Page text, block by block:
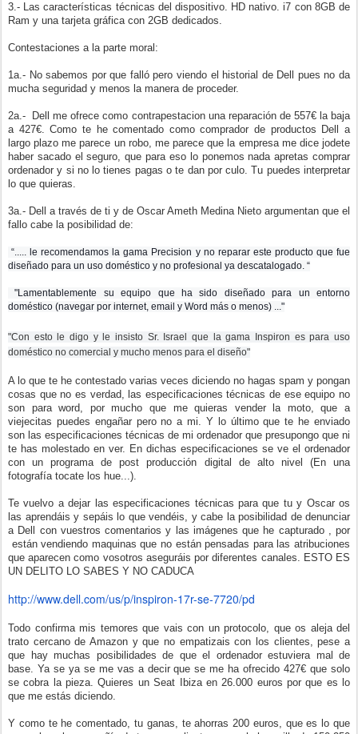
3.- Las características técnicas del dispositivo. HD nativo. i7 con 8GB de
Ram y una tarjeta gráfica con 2GB dedicados.
Contestaciones a la parte moral:
1a.- No sabemos por que falló pero viendo el historial de Dell pues no da
mucha seguridad y menos la manera de proceder.
2a.- Dell me ofrece como contrapestacion una reparación de 557€ la baja
a 427€. Como te he comentado como comprador de productos Dell a
largo plazo me parece un robo, me parece que la empresa me dice jodete
haber sacado el seguro, que para eso lo ponemos nada apretas comprar
ordenador y si no lo tienes pagas o te dan por culo. Tu puedes interpretar
lo que quieras.
3a.- Dell a través de ti y de Oscar Ameth Medina Nieto argumentan que el
fallo cabe la posibilidad de:
“..... le recomendamos la gama Precision y no reparar este producto que fue
diseñado para un uso doméstico y no profesional ya descatalogado. “
"Lamentablemente su equipo que ha sido diseñado para un entorno
doméstico (navegar por internet, email y Word más o menos) ..."
"Con esto le digo y le insisto Sr. Israel que la gama Inspiron es para uso
doméstico no comercial y mucho menos para el diseño"
A lo que te he contestado varias veces diciendo no hagas spam y pongan
cosas que no es verdad, las especificaciones técnicas de ese equipo no
son para word, por mucho que me quieras vender la moto, que a
viejecitas puedes engañar pero no a mi. Y lo último que te he enviado
son las especificaciones técnicas de mi ordenador que presupongo que ni
te has molestado en ver. En dichas especificaciones se ve el ordenador
con un programa de post producción digital de alto nivel (En una
fotografía tocate los hue...).
Te vuelvo a dejar las especificaciones técnicas para que tu y Oscar os
las aprendáis y sepáis lo que vendéis, y cabe la posibilidad de denunciar
a Dell con vuestros comentarios y las imágenes que he capturado , por
están vendiendo maquinas que no están pensadas para las atribuciones
que aparecen como vosotros aseguráis por diferentes canales. ESTO ES
UN DELITO LO SABES Y NO CADUCA
http://www.dell.com/us/p/inspiron-17r-se-7720/pd
Todo confirma mis temores que vais con un protocolo, que os aleja del
trato cercano de Amazon y que no empatizais con los clientes, pese a
que hay muchas posibilidades de que el ordenador estuviera mal de
base. Ya se ya se me vas a decir que se me ha ofrecido 427€ que solo
se cobra la pieza. Quieres un Seat Ibiza en 26.000 euros por que es lo
que me estás diciendo.
Y como te he comentado, tu ganas, te ahorras 200 euros, que es lo que